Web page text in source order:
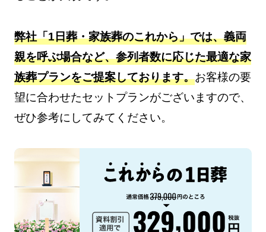
弊社「1日葬・家族葬のこれから」では、義両
親を呼ぶ場合など、参列者数に応じた最適な家
族葬プランをご提案しております。お客様の要
望に合わせたセットプランがございますので、
ぜひ参考にしてみてください。